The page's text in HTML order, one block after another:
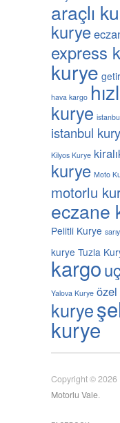
araçlı
kurye
express
kurye
hava kargo
kurye
istanbul
Kilyos Kurye
kurye Moto
motorlu
eczane
Pelitli Kurye
kurye Tuzla
kargo
Yalova Kurye
kurye
kurye
Copyright © 2026
Motorlu Vale